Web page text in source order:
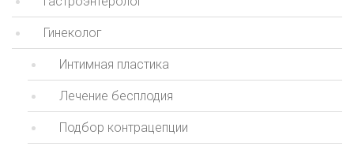
Гинеколог
Интимная пластика
Лечение бесплодия
Подбор контрацепции